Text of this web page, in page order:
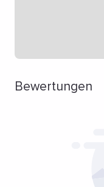
Bewertungen